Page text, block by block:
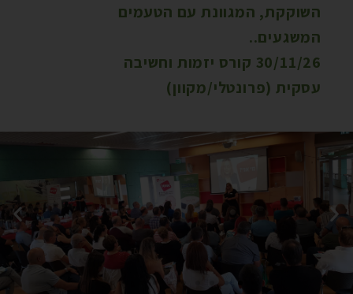
השוקקת, המגוונת עם הטעמים
המשגעים..
30/11/26 קורס יזמות וחשיבה
עסקית (פרונטלי/מקוון)